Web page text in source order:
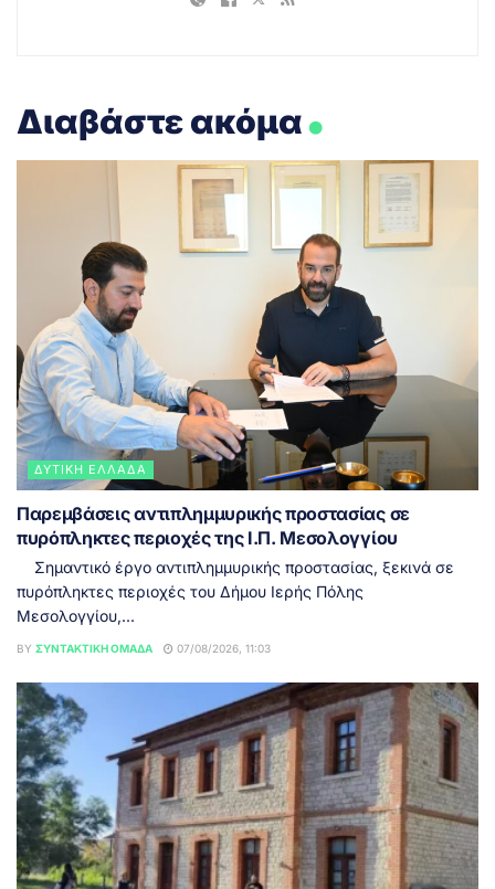
Διαβάστε ακόμα.
ΔΥΤΙΚΉ ΕΛΛΆΔΑ
Παρεμβάσεις αντιπλημμυρικής προστασίας σε
πυρόπληκτες περιοχές της Ι.Π. Μεσολογγίου
Σημαντικό έργο αντιπλημμυρικής προστασίας, ξεκινά σε
πυρόπληκτες περιοχές του Δήμου Ιερής Πόλης
Μεσολογγίου,...
BY ΣΥΝΤΑΚΤΙΚΉ ΟΜΆΔΑ 07/08/2026, 11:03